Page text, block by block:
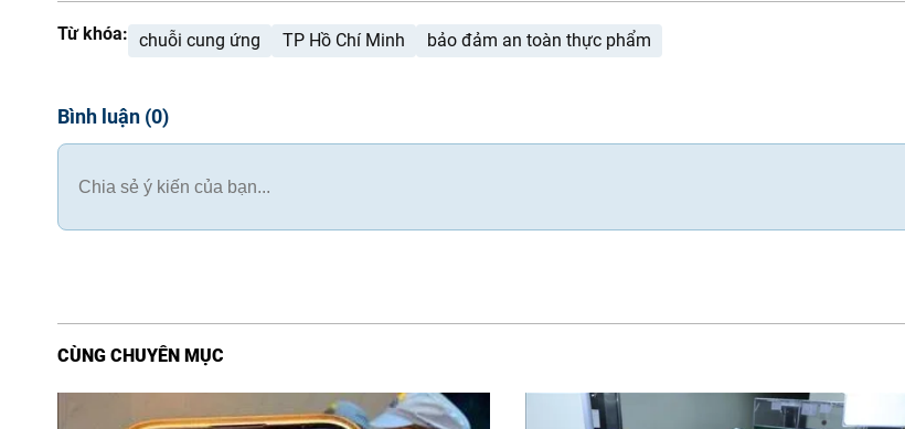
Từ khóa: chuỗi cung ứng TP Hồ Chí Minh bảo đảm an toàn thực phẩm
Bình luận (0)
CÙNG CHUYÊN MỤC